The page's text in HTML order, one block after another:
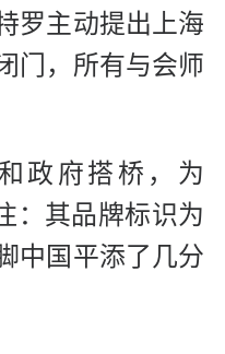
罗主动提出上海
门，所有与会师
政府搭桥，为
：其品牌标识为
中国平添了几分